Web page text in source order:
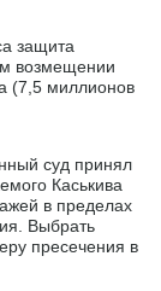
защита
возмещении
(7,5 миллионов
суд принял
Каськива
в пределах
Выбрать
пресечения в